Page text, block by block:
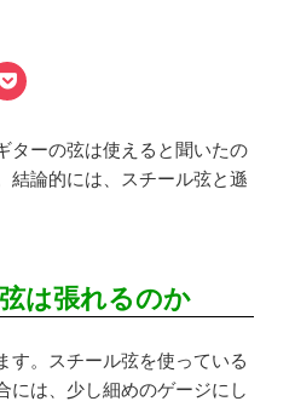
ターの弦は使えると聞いたの
結論的には、スチール弦と遜
は張れるのか
す。スチール弦を使っている
には、少し細めのゲージにし